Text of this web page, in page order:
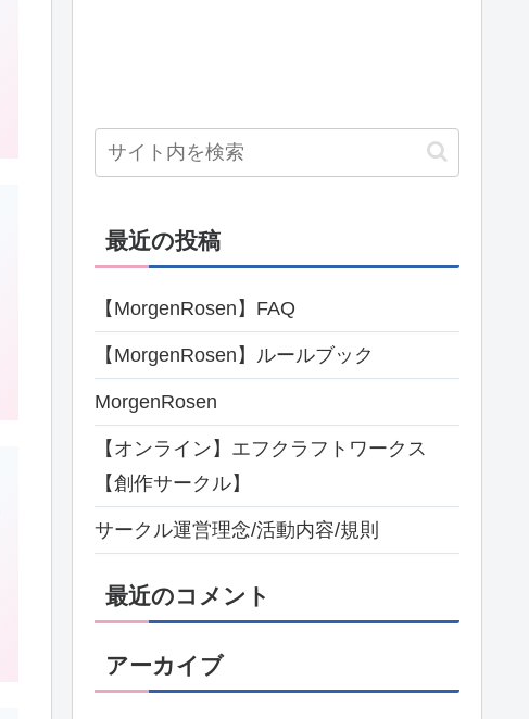
最近の投稿
【MorgenRosen】FAQ
【MorgenRosen】ルールブック
MorgenRosen
【オンライン】エフクラフトワークス
【創作サークル】
サークル運営理念/活動内容/規則
最近のコメント
アーカイブ